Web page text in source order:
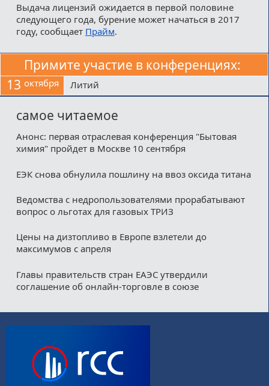
Выдача лицензий ожидается в первой половине
следующего года, бурение может начаться в 2017
году, сообщает Прайм.
Примите участие в конференциях:
13 октября Литий
самое читаемое
Анонс: первая отраслевая конференция "Бытовая
химия" пройдет в Москве 10 сентября
ЕЭК снова обнулила пошлину на ввоз оксида титана
Ведомства с недропользователями прорабатывают
вопрос о льготах для газовых ТРИЗ
Цены на дизтопливо в Европе взлетели до
максимумов с апреля
Главы правительств стран ЕАЭС утвердили
соглашение об онлайн-торговле в союзе